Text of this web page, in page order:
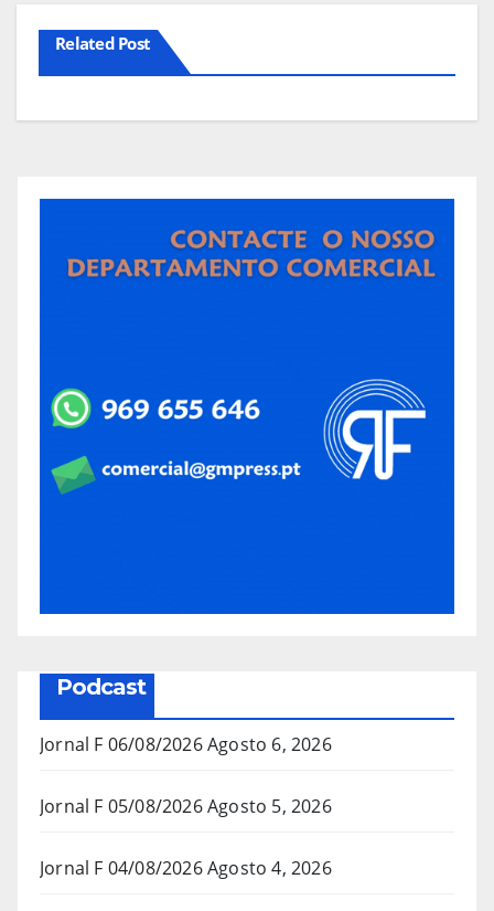
Related Post
Podcast
Jornal F 06/08/2026Agosto 6, 2026
Jornal F 05/08/2026Agosto 5, 2026
Jornal F 04/08/2026Agosto 4, 2026